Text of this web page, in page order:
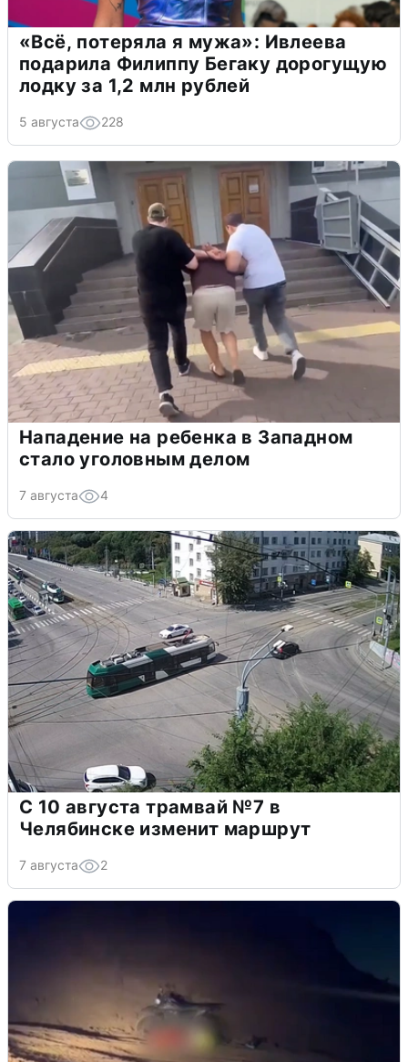
«Всё, потеряла я мужа»: Ивлеева
подарила Филиппу Бегаку дорогущую
лодку за 1,2 млн рублей
5 августа 228
Нападение на ребенка в Западном
стало уголовным делом
7 августа 4
С 10 августа трамвай №7 в
Челябинске изменит маршрут
7 августа 2